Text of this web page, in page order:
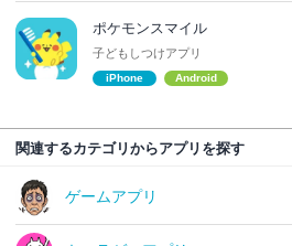
ポケモンスマイル
子どもしつけアプリ
iPhone Android
関連するカテゴリからアプリを探す
ゲームアプリ